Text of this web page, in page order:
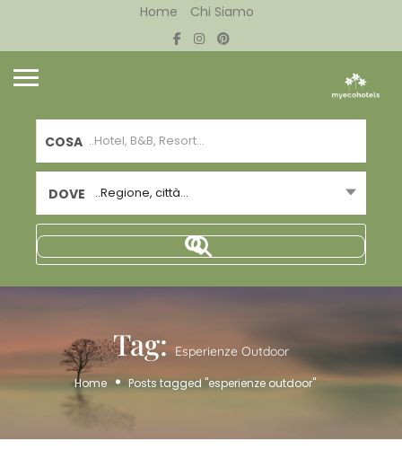
Home Chi Siamo
COSA
DOVE ..Regione, città...
Tag: Esperienze Outdoor
Home Posts tagged "esperienze outdoor"